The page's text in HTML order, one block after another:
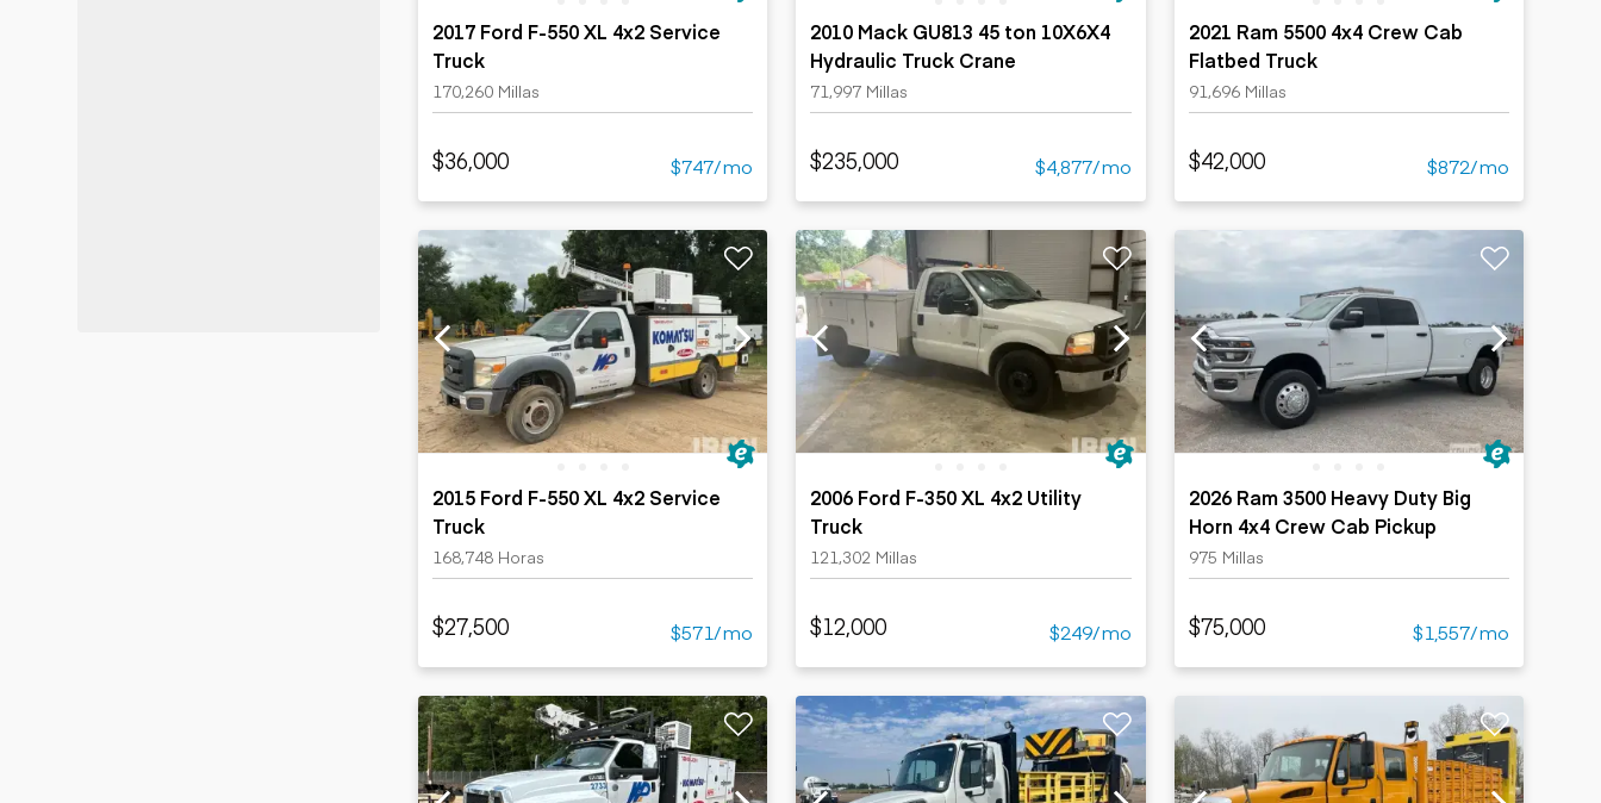
2017 Ford F-550 XL 4x2 Service
Truck
170,260 Millas
$36,000 $747/mo
2010 Mack GU813 45 ton 10X6X4
Hydraulic Truck Crane
71,997 Millas
$235,000 $4,877/mo
2021 Ram 5500 4x4 Crew Cab
Flatbed Truck
91,696 Millas
$42,000 $872/mo
2015 Ford F-550 XL 4x2 Service
Truck
168,748 Horas
$27,500 $571/mo
2006 Ford F-350 XL 4x2 Utility
Truck
121,302 Millas
$12,000 $249/mo
2026 Ram 3500 Heavy Duty Big
Horn 4x4 Crew Cab Pickup
975 Millas
$75,000 $1,557/mo